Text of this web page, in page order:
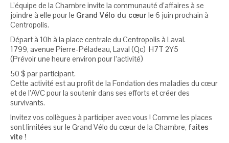
L’équipe de la Chambre invite la communauté d’affaires à se
joindre à elle pour le Grand Vélo du cœur le 6 juin prochain à
Centropolis.
Départ à 10h à la place centrale du Centropolis à Laval.
1799, avenue Pierre-Péladeau, Laval (Qc) H7T 2Y5
(Prévoir une heure environ pour l’activité)
50 $ par participant.
Cette activité est au profit de la Fondation des maladies du cœur
et de l’AVC pour la soutenir dans ses efforts et créer des
survivants.
Invitez vos collègues à participer avec vous ! Comme les places
sont limitées sur le Grand Vélo du cœur de la Chambre, faites
vite !